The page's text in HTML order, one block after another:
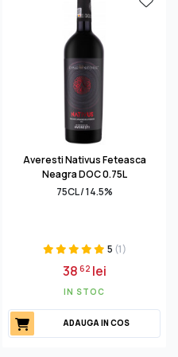
Averesti Nativus Feteasca
Neagra DOC 0.75L
75CL / 14.5%
5 (1)
3862lei
IN STOC
ADAUGA IN COS